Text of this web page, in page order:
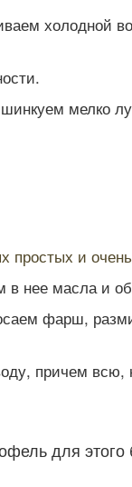
холодной
мелко
и
нее масла и
фарш,
причем
для